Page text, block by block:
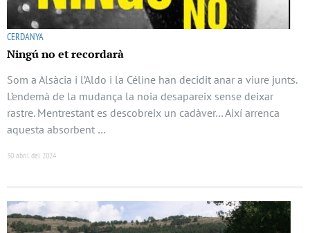
CERDANYA
Ningú no et recordarà
Som a Alsàcia i l’Aldo i la Céline han decidit anar a viure junts.
L’endemà de la mudança la noia desapareix sense deixar
rastre. Mentrestant es descobreix un cadàver… Així arrenca
aquesta absorbent …
30 abril del 2024